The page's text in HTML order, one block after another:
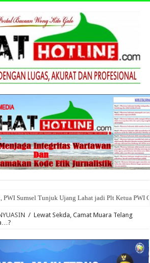
PWI Sumsel Tunjuk Ujang Lahat jadi Plt Ketua PWI
/ Lewat Sekda, Camat Muara Telang